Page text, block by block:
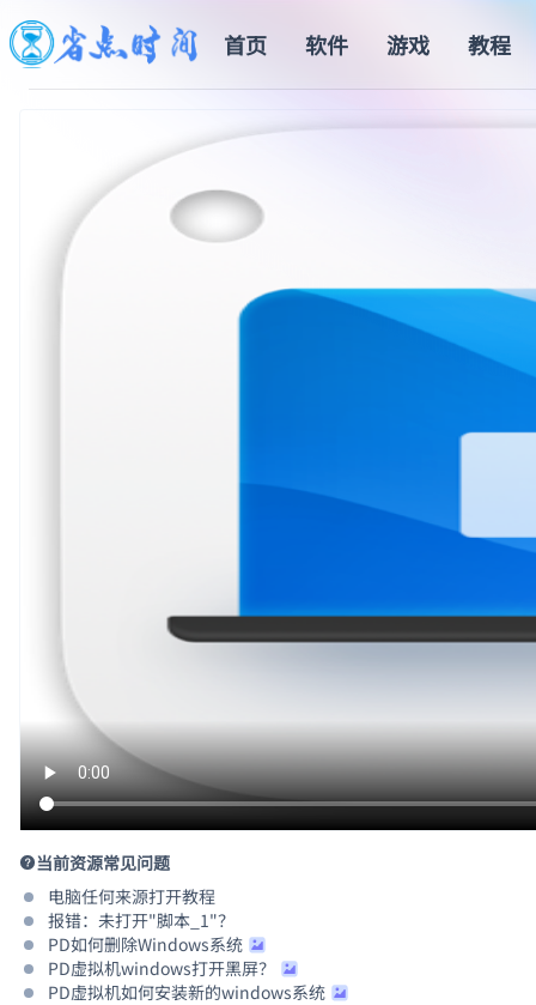
首页 软件 游戏 教程
当前资源常见问题
电脑任何来源打开教程
报错：未打开"脚本_1"？
PD如何删除Windows系统
PD虚拟机windows打开黑屏？
PD虚拟机如何安装新的windows系统